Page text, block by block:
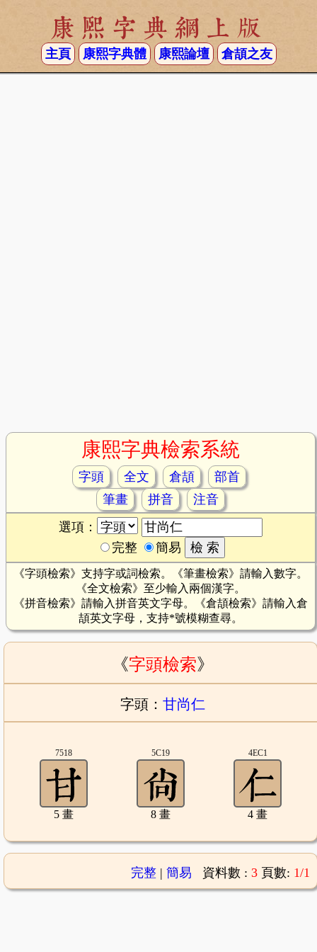
康熙字典網上版
主頁 康熙字典體 康熙論壇 倉頡之友
康熙字典檢索系統
字頭 全文 倉頡
部首
筆畫
拼音
注音
選項：
完整
簡易
《字頭檢索》支持字或詞檢索。《筆畫檢索》請輸入數字。
《全文檢索》至少輸入兩個漢字。
《拼音檢索》請輸入拼音英文字母。《倉頡檢索》請輸入倉
頡英文字母，支持*號模糊查尋。
《字頭檢索》
字頭： 甘尚仁
7518
5 畫
5C19
8 畫
4EC1
4 畫
完整| 簡易 資料數 : 3 頁數: 1/1